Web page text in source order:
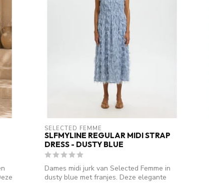
SELECTED FEMME
SLFMYLINE REGULAR MIDI STRAP
DRESS - DUSTY BLUE
Dames midi jurk van Selected Femme in
dusty blue met franjes. Deze elegante